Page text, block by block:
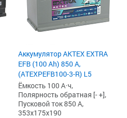
Аккумулятор AKTEX EXTRA
EFB (100 Ah) 850 А,
(ATEXPEFB100-3-R) L5
Ёмкость 100 А·ч,
Полярность обратная [- +],
Пусковой ток 850 А,
353x175x190